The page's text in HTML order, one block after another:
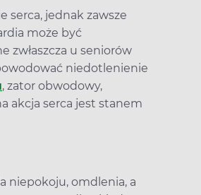
serca, jednak zawsze
może być
zwłaszcza u seniorów
niedotlenienie
, zator obwodowy,
akcja serca jest stanem
niepokoju, omdlenia, a